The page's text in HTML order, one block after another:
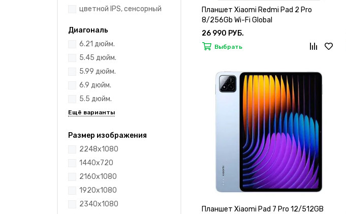
цветной IPS, сенсорный
Диагональ
6.21 дюйм.
5.45 дюйм.
5.99 дюйм.
6.9 дюйм.
5.5 дюйм.
Размер изображения
2248x1080
1440x720
2160x1080
1920x1080
2340x1080
Планшет Xiaomi Redmi Pad 2 Pro
8/256Gb Wi-Fi Global
26 990 РУБ.
Выбрать
Планшет Xiaomi Pad 7 Pro 12/512GB